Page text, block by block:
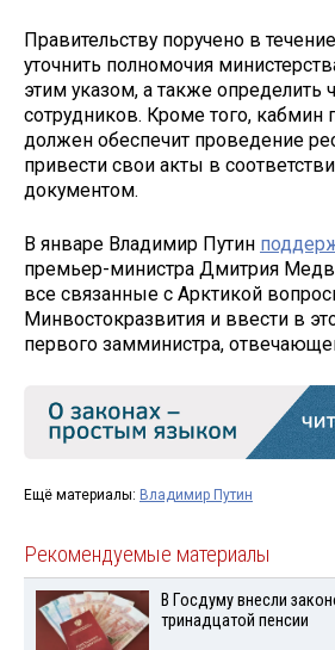
Правительству поручено в
уточнить полномочия
этим указом, а также определить
сотрудников. Кроме того, кабмин
должен обеспечит проведение
привести свои акты в
документом.
В январе Владимир Путин
премьер-министра Дмитрия
все связанные с Арктикой
Минвостокразвития и ввести в
первого замминистра,
Ещё материалы: Владимир Путин
Рекомендуемые материалы
В Госдуму внесли
тринадцатой пенсии